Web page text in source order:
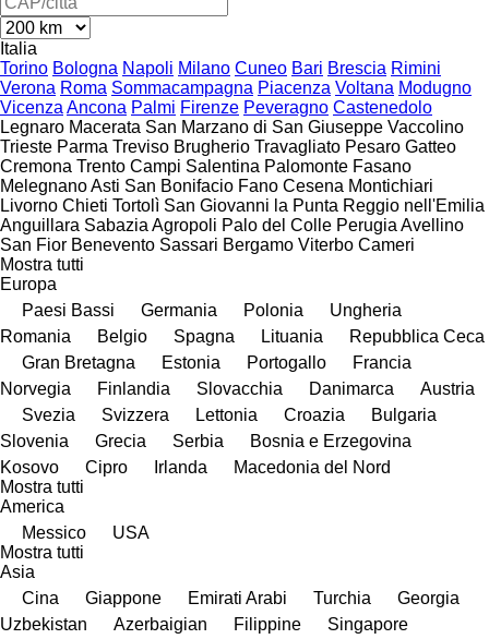
Italia
Torino Bologna Napoli Milano Cuneo Bari Brescia Rimini
Verona Roma Sommacampagna Piacenza Voltana Modugno
Vicenza Ancona Palmi Firenze Peveragno Castenedolo
Legnaro Macerata San Marzano di San Giuseppe Vaccolino
Trieste Parma Treviso Brugherio Travagliato Pesaro Gatteo
Cremona Trento Campi Salentina Palomonte Fasano
MelegnanoAsti San Bonifacio Fano Cesena Montichiari
Livorno Chieti Tortolì San Giovanni la Punta Reggio nell'Emilia
Anguillara Sabazia Agropoli Palo del Colle Perugia Avellino
San Fior Benevento Sassari Bergamo Viterbo Cameri
Mostra tutti
Europa
Paesi Bassi
Germania Polonia
Ungheria
Romania
Belgio Spagna Lituania
Repubblica Ceca
Gran Bretagna
Estonia Portogallo
Francia
Norvegia
Finlandia Slovacchia Danimarca
Austria
Svezia
Svizzera Lettonia Croazia
Bulgaria
Slovenia
Grecia Serbia
Bosnia e Erzegovina
Kosovo
Cipro Irlanda
Macedonia del Nord
Mostra tutti
America
Messico
USA
Mostra tutti
Asia
Cina
Giappone Emirati Arabi Turchia
Georgia
Uzbekistan
Azerbaigian Filippine
Singapore